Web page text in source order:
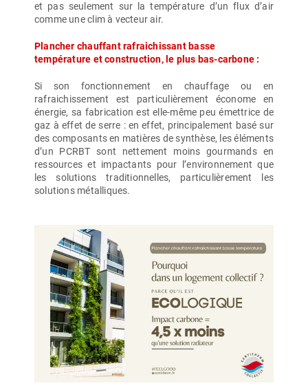
et pas seulement sur la température d’un flux d’air
comme une clim à vecteur air.
Plancher chauffant rafraichissant basse
température et construction, le plus bas-carbone :
Si son fonctionnement en chauffage ou en
rafraichissement est particulièrement économe en
énergie, sa fabrication est elle-même peu émettrice de
gaz à effet de serre : en effet, principalement basé sur
des composants en matières de synthèse, les éléments
d’un PCRBT sont nettement moins gourmands en
ressources et impactants pour l’environnement que
les solutions traditionnelles, particulièrement les
solutions métalliques.